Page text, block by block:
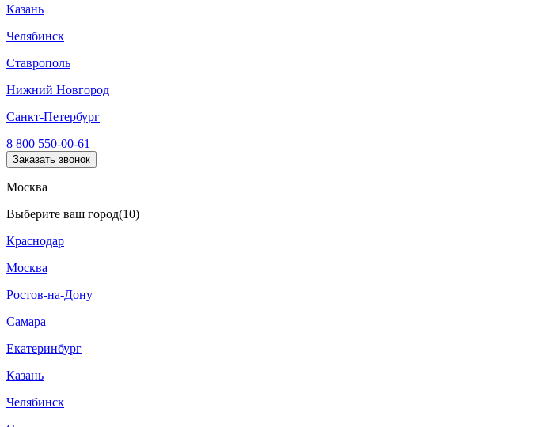
Казань
Челябинск
Ставрополь
Нижний Новгород
Санкт-Петербург
8 800 550-00-61
Заказать звонок
Москва
Выберите ваш город(10)
Краснодар
Москва
Ростов-на-Дону
Самара
Екатеринбург
Казань
Челябинск